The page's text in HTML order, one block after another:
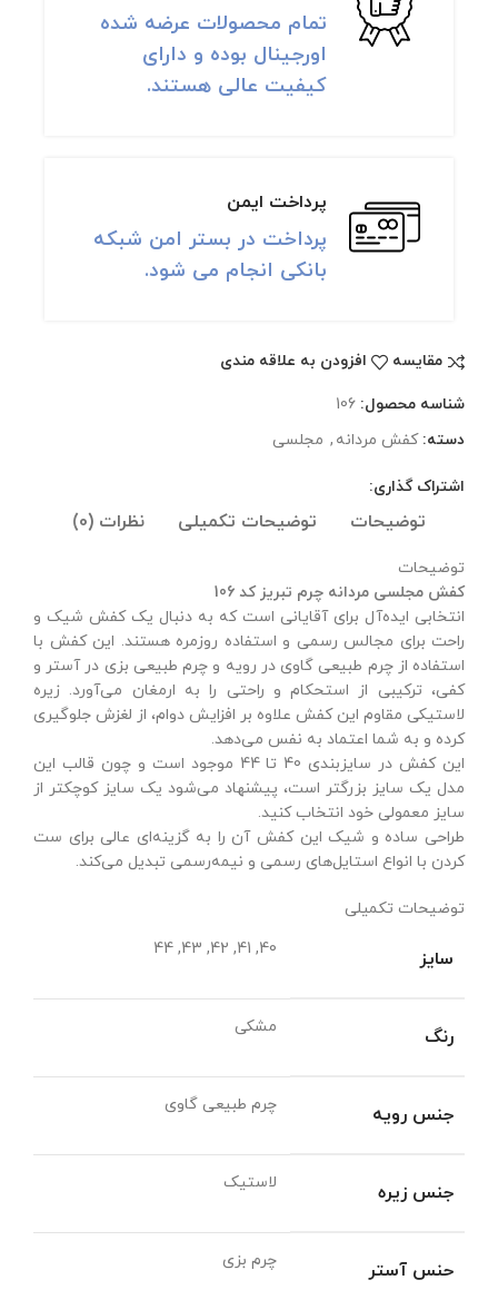
تمام محصولات عرضه شده
اورجینال بوده و دارای
کیفیت عالی هستند.
پرداخت ایمن
پرداخت در بستر امن شبکه
بانکی انجام می شود.
مقايسه افزودن به علاقه مندی
شناسه محصول: 106
دسته: کفش مردانه , مجلسی
اشتراک گذاری:
توضیحات توضیحات تکمیلی نظرات (0)
توضیحات
کفش مجلسی مردانه چرم تبریز کد 106
انتخابی ایده‌آل برای آقایانی است که به دنبال یک کفش شیک و
راحت برای مجالس رسمی و استفاده روزمره هستند. این کفش با
استفاده از چرم طبیعی گاوی در رویه و چرم طبیعی بزی در آستر و
کفی، ترکیبی از استحکام و راحتی را به ارمغان می‌آورد. زیره
لاستیکی مقاوم این کفش علاوه بر افزایش دوام، از لغزش جلوگیری
کرده و به شما اعتماد به نفس می‌دهد.
این کفش در سایزبندی 40 تا 44 موجود است و چون قالب این
مدل یک سایز بزرگتر است، پیشنهاد می‌شود یک سایز کوچکتر از
سایز معمولی خود انتخاب کنید.
طراحی ساده و شیک این کفش آن را به گزینه‌ای عالی برای ست
کردن با انواع استایل‌های رسمی و نیمه‌رسمی تبدیل می‌کند.
توضیحات تکمیلی
سایز 40, 41, 42, 43, 44
رنگ مشکی
جنس رویه چرم طبیعی گاوی
جنس زیره لاستیک
حنس آستر چرم بزی